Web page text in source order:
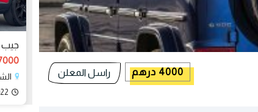
4000 درهم راسل المعلن
جيب
47000